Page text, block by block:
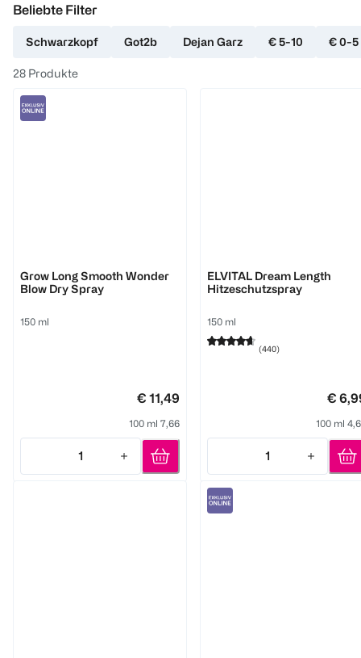
Beliebte Filter
Schwarzkopf Got2b Dejan Garz € 5-10 € 0-5
28 Produkte
Grow Long Smooth Wonder
Blow Dry Spray
150 ml
€ 11,49
100 ml 7,66
1
Quantity: 1
ELVITAL Dream Length
Hitzeschutzspray
150 ml
(440)
€
100 ml
1
Quantity: 1